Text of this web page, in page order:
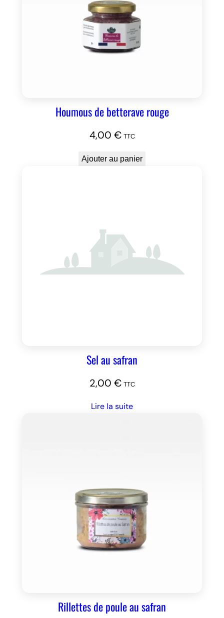
Houmous de betterave rouge
4,00 € TTC
Ajouter au panier
Sel au safran
2,00 € TTC
Lire la suite
Rillettes de poule au safran